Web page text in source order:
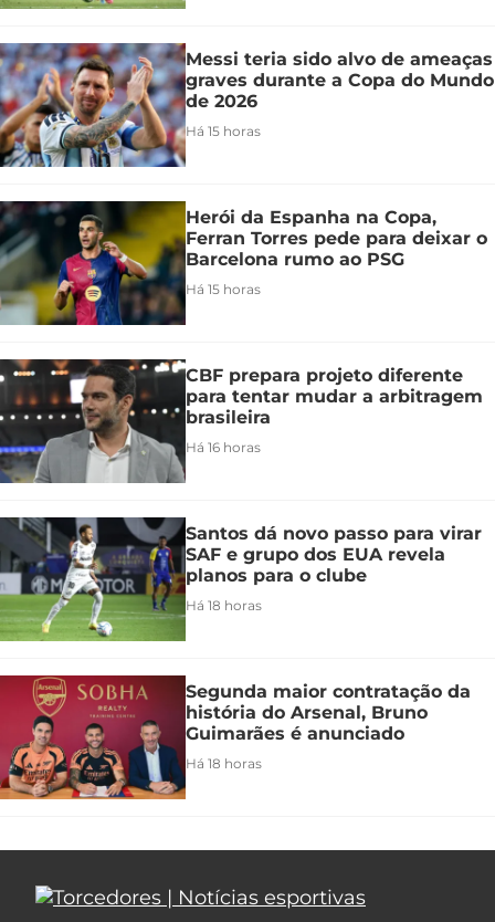
Messi teria sido alvo de ameaças
graves durante a Copa do Mundo
de 2026
Há 15 horas
Herói da Espanha na Copa,
Ferran Torres pede para deixar o
Barcelona rumo ao PSG
Há 15 horas
CBF prepara projeto diferente
para tentar mudar a arbitragem
brasileira
Há 16 horas
Santos dá novo passo para virar
SAF e grupo dos EUA revela
planos para o clube
Há 18 horas
Segunda maior contratação da
história do Arsenal, Bruno
Guimarães é anunciado
Há 18 horas